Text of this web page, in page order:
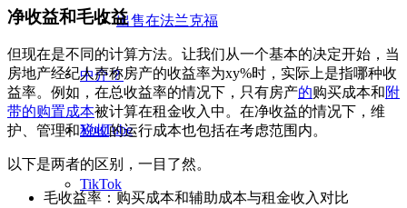
出售在法兰克福
中介？
YouTube
TikTok
净收益和毛收益
但现在是不同的计算方法。让我们从一个基本的决定开始，当
房地产经纪人声称房产的收益率为xy%时，实际上是指哪种收
益率。例如，在总收益率的情况下，只有房产的购买成本和 附
带的购置成本被计算在租金收入中。在净收益的情况下，维
护、管理和税收的运行成本也包括在考虑范围内。
以下是两者的区别，一目了然。
毛收益率：购买成本和辅助成本与租金收入对比